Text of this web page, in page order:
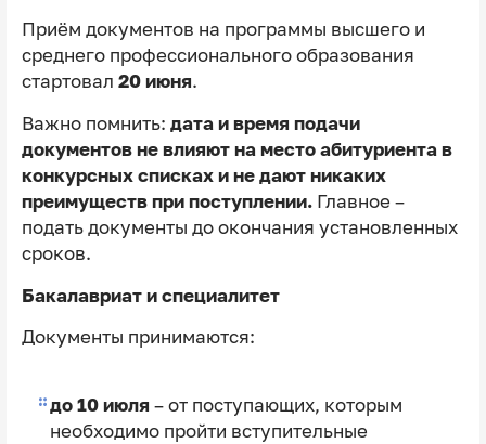
Приём документов на программы высшего и
среднего профессионального образования
стартовал 20 июня.
Важно помнить: дата и время подачи
документов не влияют на место абитуриента в
конкурсных списках и не дают никаких
преимуществ при поступлении.Главное –
подать документы до окончания установленных
сроков.
Бакалавриат и специалитет
Документы принимаются:
до 10 июля – от поступающих, которым
необходимо пройти вступительные